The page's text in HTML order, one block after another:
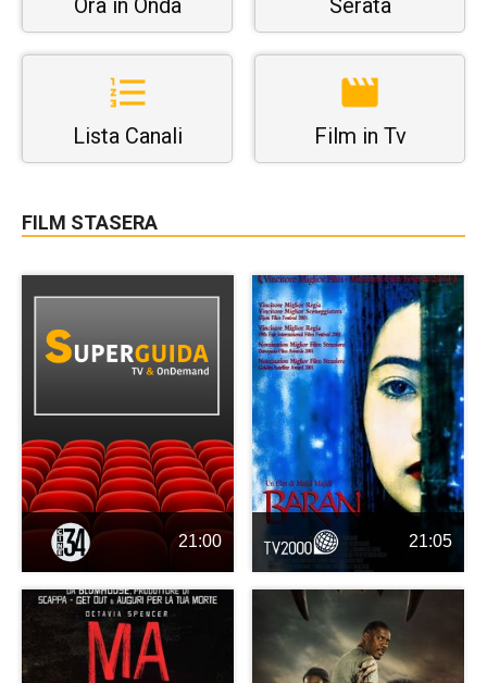
Ora in Onda Serata
Lista Canali Film in Tv
FILM STASERA
21:00 21:05